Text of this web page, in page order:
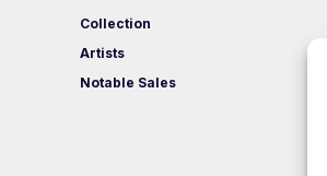
Collection
Artists
Notable Sales